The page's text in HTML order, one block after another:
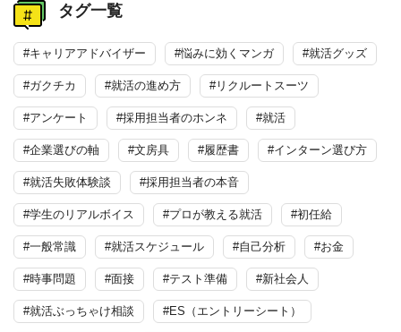
タグ一覧
#キャリアアドバイザー #悩みに効くマンガ #就活グッズ
#ガクチカ #就活の進め方 #リクルートスーツ
#アンケート #採用担当者のホンネ #就活
#企業選びの軸 #文房具 #履歴書 #インターン選び方
#就活失敗体験談 #採用担当者の本音
#学生のリアルボイス #プロが教える就活 #初任給
#一般常識 #就活スケジュール #自己分析 #お金
#時事問題 #面接 #テスト準備 #新社会人
#就活ぶっちゃけ相談 #ES（エントリーシート）